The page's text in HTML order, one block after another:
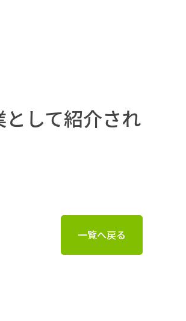
して紹介され
一覧へ戻る